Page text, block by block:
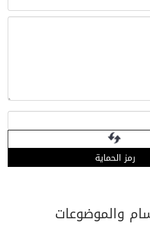
رمز الحماية
والموضوعات